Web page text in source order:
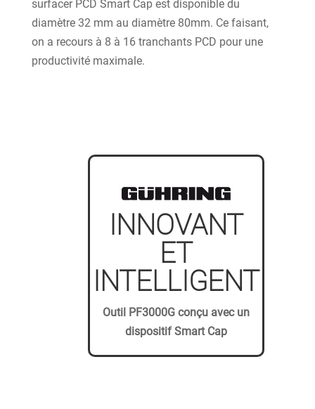
surfacer PCD Smart Cap est disponible du
diamètre 32 mm au diamètre 80mm. Ce faisant,
on a recours à 8 à 16 tranchants PCD pour une
productivité maximale.
INNOVANT
ET
INTELLIGENT
Outil PF3000G conçu avec un
dispositif Smart Cap